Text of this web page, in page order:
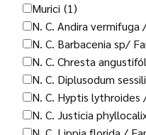
Murici (1)
N. C. Andira vermifuga
N. C. Barbacenia sp/
N. C. Chresta
N. C. Diplusodum
N. C. Hyptis lythroides
N. C. Justicia